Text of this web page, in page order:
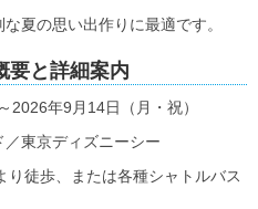
夏の思い出作りに最適です。
要と詳細案内
2026年9月14日（月・祝）
東京ディズニーシー
り徒歩、または各種シャトルバス